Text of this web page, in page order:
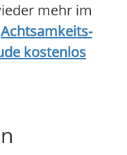
mehr im
Achtsamkeits-
kostenlos